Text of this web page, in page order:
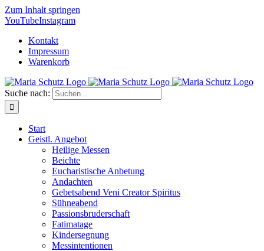
Zum Inhalt springen
YouTubeInstagram
Kontakt
Impressum
Warenkorb
Suche nach:
Start
Geistl. Angebot
Heilige Messen
Beichte
Eucharistische Anbetung
Andachten
Gebetsabend Veni Creator Spiritus
Sühneabend
Passionsbruderschaft
Fatimatage
Kindersegnung
Messintentionen